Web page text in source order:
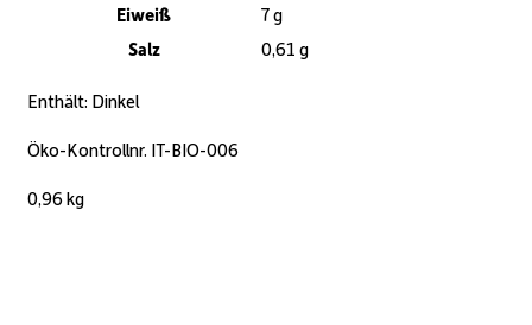
Eiweiß
7g
Salz
0,61 g
Enthält: Dinkel
Öko-Kontrollnr. IT-BIO-006
0,96 kg